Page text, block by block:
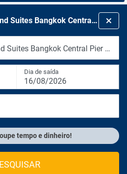
Holiday Inn Express And Suites Bangkok Central Pier By Ihg
Suites Bangkok Central Pier By Ihg
Dia de saída
16/08/2026
tempo e dinheiro!